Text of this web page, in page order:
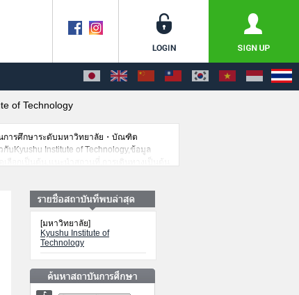
of Technology
นการศึกษาระดับมหาวิทยาลัย・บัณฑิต
Kyushu Institute of Technology,ข้อมูล
อกเป็นต้น,แนะนำสถานที่,การเดินทางเป็นต้น
[มหาวิทยาลัย]
Kyushu Institute of
Technology